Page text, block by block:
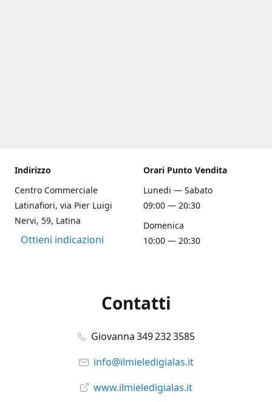
Indirizzo
Centro Commerciale
Latinafiori, via Pier Luigi
Nervi, 59, Latina
Ottieni indicazioni
Orari Punto Vendita
Lunedi — Sabato
09:00 — 20:30
Domenica
10:00 — 20:30
Contatti
Giovanna 349 232 3585
info@ilmieledigialas.it
www.ilmieledigialas.it